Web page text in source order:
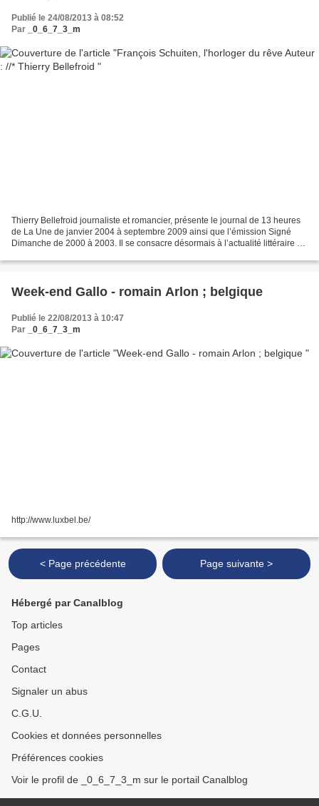
Publié le 24/08/2013 à 08:52
Par
_0_6_7_3_m
Thierry Bellefroid journaliste et romancier, présente le journal de 13 heures
de La Une de janvier 2004 à septembre 2009 ainsi que l’émission Signé
Dimanche de 2000 à 2003. Il se consacre désormais à l’actualité littéraire et
Week-end Gallo - romain Arlon ; belgique
Publié le 22/08/2013 à 10:47
Par
_0_6_7_3_m
http://www.luxbel.be/
< Page précédente Page suivante >
Hébergé par Canalblog
Top articles
Pages
Contact
Signaler un abus
C.G.U.
Cookies et données personnelles
Préférences cookies
Voir le profil de _0_6_7_3_m sur le portail Canalblog